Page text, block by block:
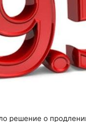
решение о